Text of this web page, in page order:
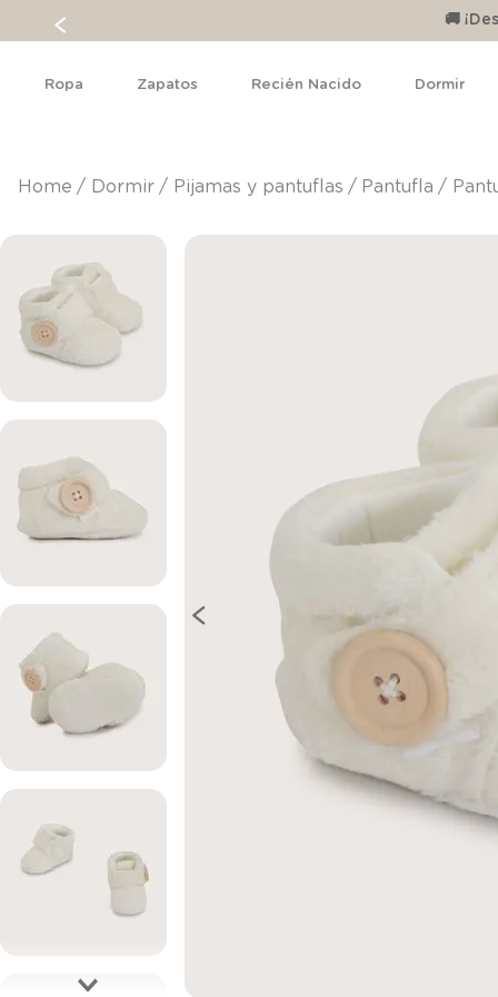
🚚
Ropa Zapatos Recién Nacido Dormir
dormir pijamas y pantuflas pantufla